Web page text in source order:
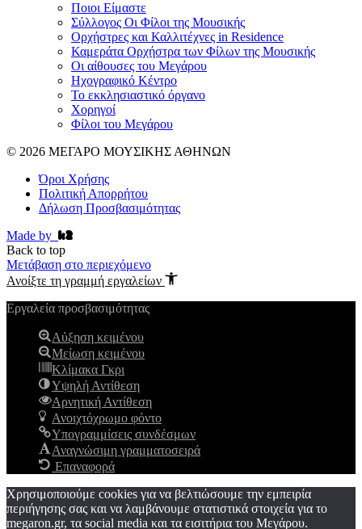
Ποιοι Είμαστε
Σύλλογος Οι Φίλοι της Μουσικής
Ορχήστρες και Καλλιτέχνες in Residence
Καμεράτα Ορχήστρα των Φίλων της Μουσικής
Οι αίθουσες του Μεγάρου
Ηχογραφικό Κέντρο
Το εκκλησιαστικό όργανο
Χορηγοί
Φίλοι του Μεγάρου
© 2026 ΜΕΓΑΡΟ ΜΟΥΣΙΚΗΣ ΑΘΗΝΩΝ
Όροι Χρήσης
Πολιτική Απορρήτου
Δήλωση Προσβασιμότητας
Made by
Back to top
Μετάβαση στο περιεχόμενο
Ανοίξτε τη γραμμή εργαλείων
Εργαλεία προσβασιμότητας
Αύξηση κειμένου
Μείωση κειμένου
Κλίμακα Γκρι
Υψηλή Αντίθεση
Αρνητική Αντίθεση
Ανοιχτόχρωμο φόντο
Υπογραμμίσεις συνδέσμων
Αναγνώσιμη γραμματοσειρά
Επαναφορά
Χρησιμοποιούμε cookies για να βελτιώσουμε την εμπειρία
περιήγησης σας και να λαμβάνουμε στατιστικά στοιχεία για το
megaron.gr, τα social media και τα εισιτήρια του Μεγάρου.